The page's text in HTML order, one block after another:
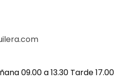
09.00 a 13.30 Tarde 17.00